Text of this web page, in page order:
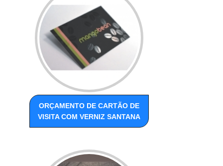
ORÇAMENTO DE CARTÃO DE
VISITA COM VERNIZ SANTANA